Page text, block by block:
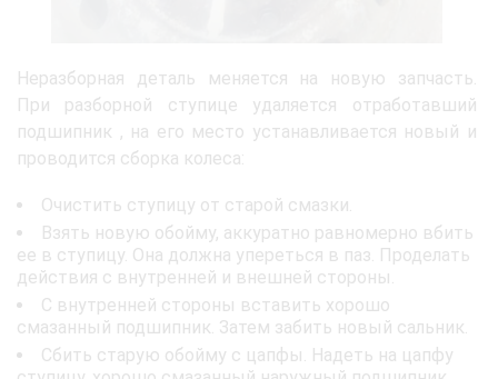
Неразборная деталь меняется на новую запчасть.
При разборной ступице удаляется отработавший
подшипник , на его место устанавливается новый и
проводится сборка колеса:
Очистить ступицу от старой смазки.
Взять новую обойму, аккуратно равномерно вбить
ее в ступицу. Она должна упереться в паз. Проделать
действия с внутренней и внешней стороны.
С внутренней стороны вставить хорошо
смазанный подшипник. Затем забить новый сальник.
Сбить старую обойму с цапфы. Надеть на цапфу